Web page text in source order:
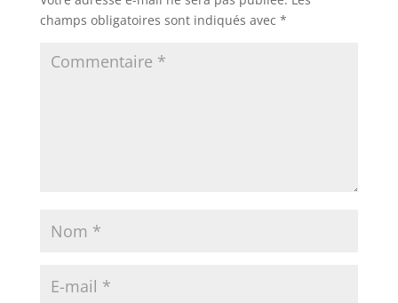
champs obligatoires sont indiqués avec *